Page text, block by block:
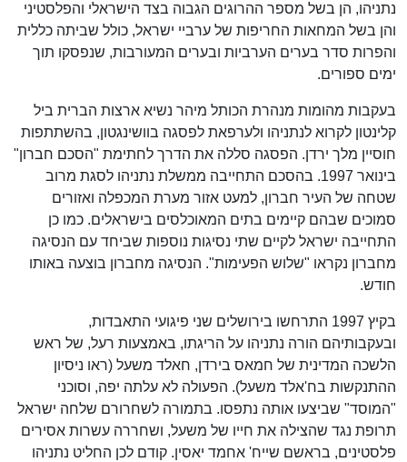
נתניהו, הן בשל מספר ההרוגים הגבוה בצד הישראלי והפלסטיני
והן בשל המחאות החריפות של ערביי ישראל, כולל שביתה כללית
והפרות סדר בערים הערביות ובערים המעורבות, שנפסקו תוך
ימים ספורים.
בעקבות מהומות מנהרת הכותל מיהר נשיא ארצות הברית ביל
קלינטון לקרוא לנתניהו ולערפאת לפסגה בוושינגטון, בהשתתפות
חוסיין מלך ירדן. הפסגה סללה את הדרך לחתימת "הסכם חברון"
בינואר 1997. בהסכם התחייבה ממשלת נתניהו לסגת מרוב
שטחה של העיר חברון, למעט אזור מערת המכפלה ואזורים
סמוכים שבהם קיימים בתים המאוכלסים בישראלים. כמו כן
התחייבה ישראל לקיים שתי נסיגות נוספות שביחד עם הנסיגה
מחברון נקראו "שלוש הפעימות". הנסיגה מחברון בוצעה באותו
חודש.
בקיץ 1997 התרחשו בירושלים שני פיגועי התאבדות,
ובעקבותיהם הורה נתניהו על הריגתו, באמצעות רעל, של ראש
הלשכה המדינית של חמאס בירדן, חאלד משעל (ראו ניסיון
ההתנקשות בח'אלד משעל). הפעולה לא עלתה יפה, וסוכני
"המוסד" שביצעו אותה נתפסו. בתמורה לשחרורם שלחה ישראל
תרופת נגד שהצילה את חייו של משעל, ושחררה עשרות אסירים
פלסטינים, בראשם שייח' אחמד יאסין. קודם לכן החליט נתניהו